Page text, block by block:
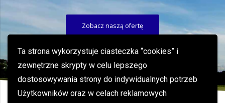
Ta strona wykorzystuje ciasteczka “cookies” i
zewnętrzne skrypty w celu lepszego
dostosowywania strony do indywidualnych potrzeb
Użytkowników oraz w celach reklamowych
Zobacz naszą ofertę